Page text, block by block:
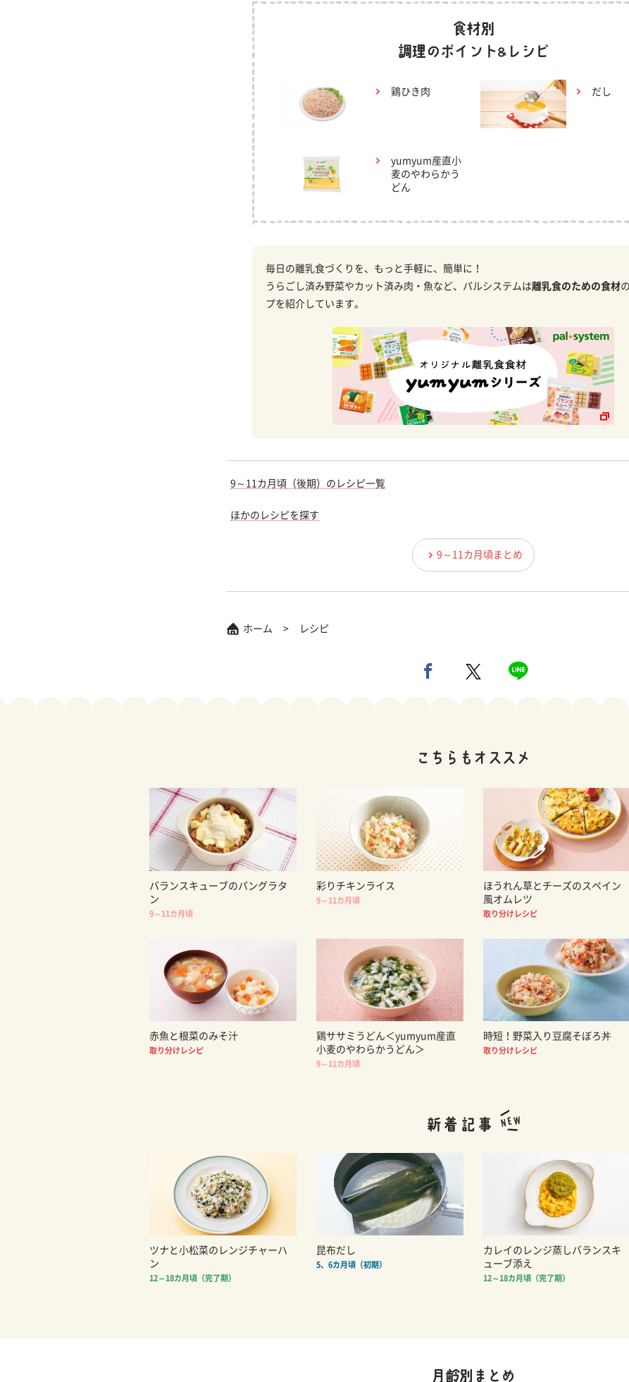
鶏ひき肉 だし
yumyum産直小
麦のやわらかう
どん
毎日の離乳食づくりを、もっと手軽に、簡単に！
うらごし済み野菜やカット済み肉・魚など、パルシステムは離乳食のための食材
プを紹介しています。
9～11カ月頃（後期）のレシピ一覧
ほかのレシピを探す
9～11カ月頃まとめ
ホーム レシピ
バランスキューブのパングラタ
ン
9～11カ月頃
彩りチキンライス
9～11カ月頃
ほうれん草とチーズのスペイン
風オムレツ
取り分けレシピ
赤魚と根菜のみそ汁
取り分けレシピ
鶏ササミうどん＜yumyum産直
小麦のやわらかうどん＞
9～11カ月頃
時短！野菜入り豆腐そぼろ丼
取り分けレシピ
ツナと小松菜のレンジチャーハ
ン
12～18カ月頃（完了期）
昆布だし
5、6カ月頃（初期）
カレイのレンジ蒸しバランスキ
ューブ添え
12～18カ月頃（完了期）